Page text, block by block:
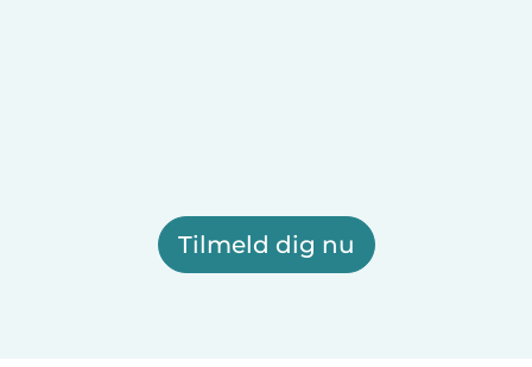
Tilmeld dig nu